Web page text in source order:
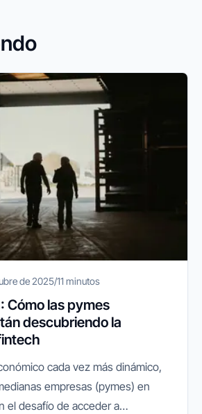
de 2025/11 minutos
Cómo las pymes
descubriendo la
cada vez más dinámico,
empresas (pymes) en
el desafío de acceder a